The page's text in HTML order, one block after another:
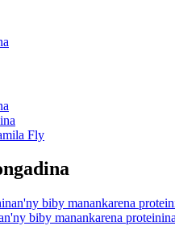
Fly
biby manankarena